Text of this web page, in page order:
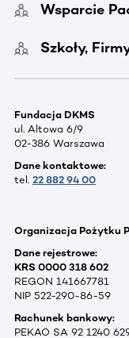
Wsparcie
Szkoły,
Fundacja DKMS
ul. Altowa 6/9
02-386 Warszawa
Dane kontaktowe:
tel. 22 882 94 00
Organizacja Pożytku
Dane rejestrowe:
KRS 0000 318 602
REGON 141667781
NIP 522-290-86-59
Rachunek bankowy:
PEKAO SA 92 1240